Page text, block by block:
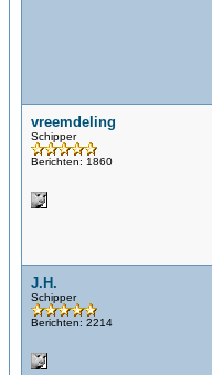
vreemdeling
Schipper
Berichten: 1860
J.H.
Schipper
Berichten: 2214